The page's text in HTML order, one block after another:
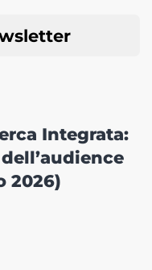
Integrata:
2026)